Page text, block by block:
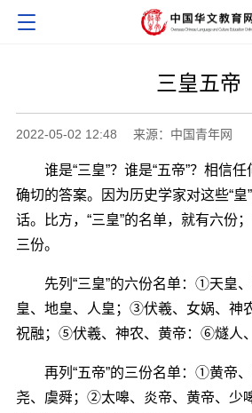
三皇五帝
2022-05-02 12:48 来源：中国青年网
谁是“三皇”？谁是“五帝”？相信任
确切的答案。因为历史学家对这些“皇
话。比方，“三皇”的名单，就有六份
三份。
先列“三皇”的六份名单：①天皇
皇、地皇、人皇；③伏羲、女娲、神
祝融；⑤伏羲、神农、黄帝：⑥燧人
再列“五帝”的三份名单：①黄帝、
尧、虞舜；②太嗥、炎帝、黄帝、少